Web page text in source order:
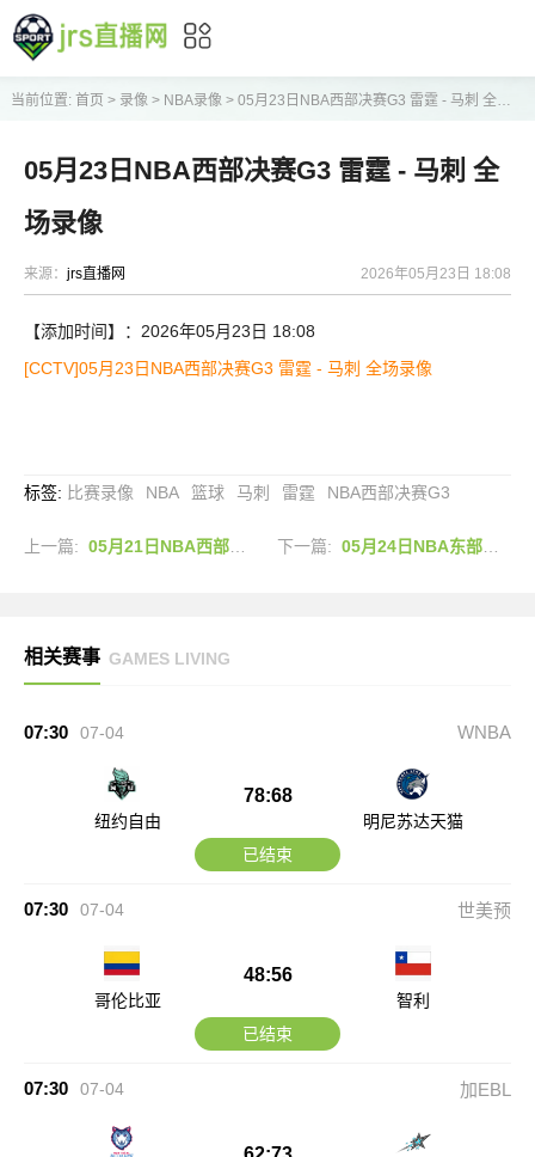
当前位置: 首页 > 录像> NBA录像> 05月23日NBA西部决赛G3 雷霆 - 马刺 全场录像
05月23日NBA西部决赛G3 雷霆 - 马刺 全
场录像
来源： jrs直播网 2026年05月23日 18:08
【添加时间】：2026年05月23日 18:08
[CCTV]05月23日NBA西部决赛G3 雷霆 - 马刺 全场录像
标签: 比赛录像 NBA 篮球 马刺 雷霆 NBA西部决赛G3
上一篇: 05月21日NBA西部决赛G2 马刺 - 雷霆 全场录像 下一篇:05月24日NBA东部决赛G3 尼克斯 - 骑士 全场录像
相关赛事 GAMES LIVING
07:30 07-04 WNBA
纽约自由
78:68
明尼苏达天猫
已结束
07:30 07-04 世美预
哥伦比亚
48:56
智利
已结束
07:30 07-04 加EBL